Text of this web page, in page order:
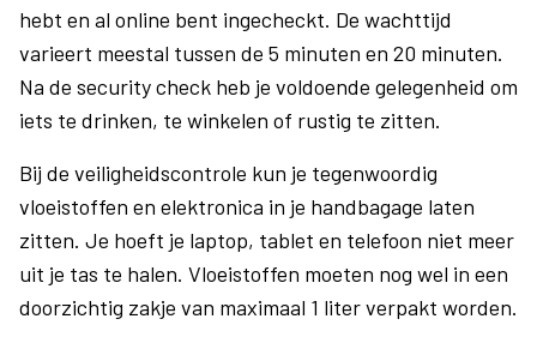
hebt en al online bent ingecheckt. De wachttijd
varieert meestal tussen de 5 minuten en 20 minuten.
Na de security check heb je voldoende gelegenheid om
iets te drinken, te winkelen of rustig te zitten.
Bij de veiligheidscontrole kun je tegenwoordig
vloeistoffen en elektronica in je handbagage laten
zitten. Je hoeft je laptop, tablet en telefoon niet meer
uit je tas te halen. Vloeistoffen moeten nog wel in een
doorzichtig zakje van maximaal 1 liter verpakt worden.